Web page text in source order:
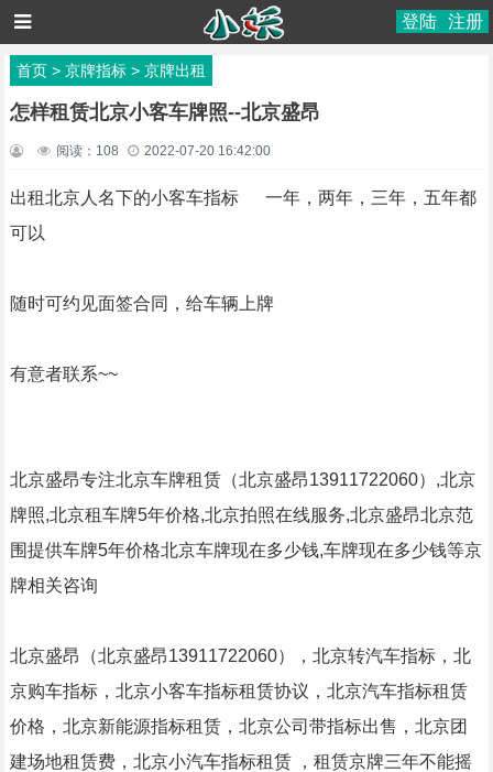
登陆 注册
首页> 京牌指标> 京牌出租
怎样租赁北京小客车牌照--北京盛昂
阅读： 108 2022-07-20 16:42:00
出租北京人名下的小客车指标 一年，两年，三年，五年都
可以
随时可约见面签合同，给车辆上牌
有意者联系~~
北京盛昂专注北京车牌租赁（北京盛昂13911722060）,北京
牌照,北京租车牌5年价格,北京拍照在线服务,北京盛昂北京范
围提供车牌5年价格北京车牌现在多少钱,车牌现在多少钱等京
牌相关咨询
北京盛昂（北京盛昂13911722060），北京转汽车指标，北
京购车指标，北京小客车指标租赁协议，北京汽车指标租赁
价格，北京新能源指标租赁，北京公司带指标出售，北京团
建场地租赁费，北京小汽车指标租赁
，租赁京牌三年不能摇